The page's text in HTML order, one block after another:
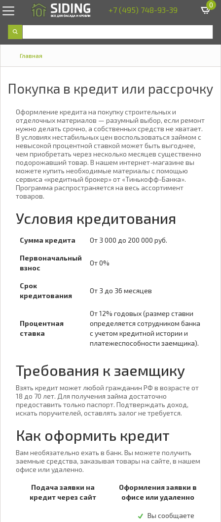
+7 (495) 748-93-39 0
Главная
Покупка в кредит или рассрочку
Оформление кредита на покупку строительных и
отделочных материалов — разумный выбор, если ремонт
нужно делать срочно, а собственных средств не хватает.
В условиях нестабильных цен воспользоваться займом с
невысокой процентной ставкой может быть выгоднее,
чем приобретать через несколько месяцев существенно
подорожавший товар. В нашем интернет-магазине вы
можете купить необходимые материалы с помощью
сервиса «кредитный брокер» от «Тинькофф-Банка».
Программа распространяется на весь ассортимент
товаров.
Условия кредитования
Сумма кредита От 3 000 до 200 000 руб.
Первоначальный
взнос
От 0%
Срок
кредитования
От 3 до 36 месяцев
Процентная
ставка
От 12% годовых (размер ставки
определяется сотрудником банка
с учетом кредитной истории и
платежеспособности заемщика).
Требования к заемщику
Взять кредит может любой гражданин РФ в возрасте от
18 до 70 лет. Для получения займа достаточно
предоставить только паспорт. Подтверждать доход,
искать поручителей, оставлять залог не требуется.
Как оформить кредит
Вам необязательно ехать в банк. Вы можете получить
заемные средства, заказывая товары на сайте, в нашем
офисе или удаленно.
Подача заявки на
кредит через сайт
Оформления заявки в
офисе или удаленно
Вы сообщаете